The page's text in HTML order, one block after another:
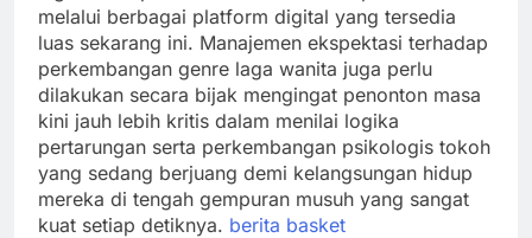
melalui berbagai platform digital yang tersedia
luas sekarang ini. Manajemen ekspektasi terhadap
perkembangan genre laga wanita juga perlu
dilakukan secara bijak mengingat penonton masa
kini jauh lebih kritis dalam menilai logika
pertarungan serta perkembangan psikologis tokoh
yang sedang berjuang demi kelangsungan hidup
mereka di tengah gempuran musuh yang sangat
kuat setiap detiknya. berita basket